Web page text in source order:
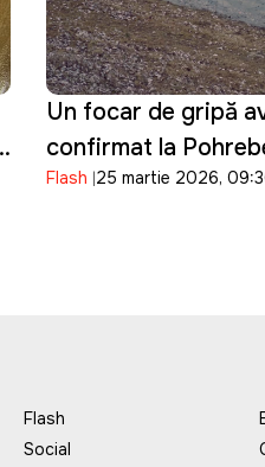
Un focar de gripă
confirmat la
mai multe păsări au
Flash 25 martie 2026,
Flash
Social